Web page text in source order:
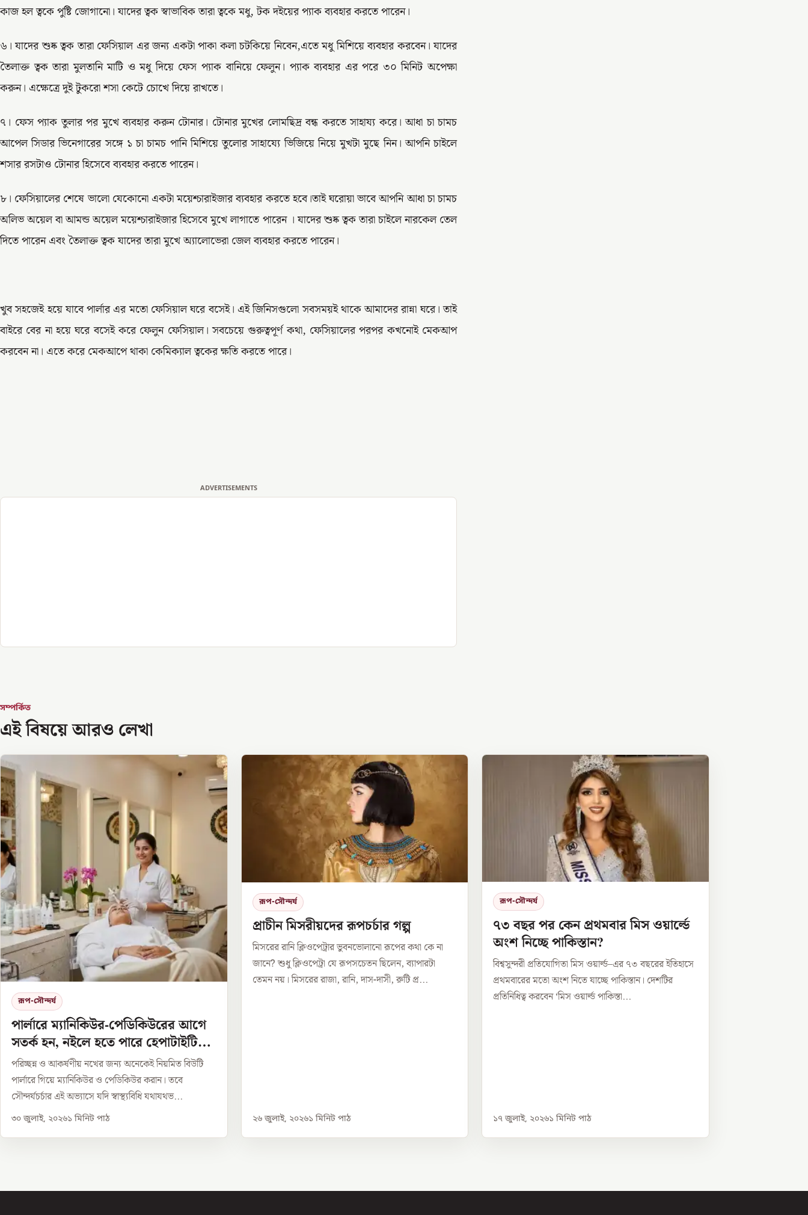
কাজ হল ত্বকে পুষ্টি জোগানো। যাদের ত্বক স্বাভাবিক তারা ত্বকে মধু, টক দইয়ের প্যাক ব্যবহার করতে পারেন।
৬। যাদের শুষ্ক ত্বক তারা ফেসিয়াল এর জন্য একটা পাকা কলা চটকিয়ে নিবেন,এতে মধু মিশিয়ে ব্যবহার করবেন। যাদের
তৈলাক্ত ত্বক তারা মুলতানি মাটি ও মধু দিয়ে ফেস প্যাক বানিয়ে ফেলুন। প্যাক ব্যবহার এর পরে ৩০ মিনিট অপেক্ষা
করুন। এক্ষেত্রে দুই টুকরো শসা কেটে চোখে দিয়ে রাখতে।
৭। ফেস প্যাক তুলার পর মুখে ব্যবহার করুন টোনার। টোনার মুখের লোমছিদ্র বন্ধ করতে সাহায্য করে। আধা চা চামচ
আপেল সিডার ভিনেগারের সঙ্গে ১ চা চামচ পানি মিশিয়ে তুলোর সাহায্যে ভিজিয়ে নিয়ে মুখটা মুছে নিন। আপনি চাইলে
শসার রসটাও টোনার হিসেবে ব্যবহার করতে পারেন।
৮। ফেসিয়ালের শেষে ভালো যেকোনো একটা ময়েশ্চারাইজার ব্যবহার করতে হবে।তাই ঘরোয়া ভাবে আপনি আধা চা চামচ
অলিভ অয়েল বা আমন্ড অয়েল ময়েশ্চারাইজার হিসেবে মুখে লাগাতে পারেন । যাদের শুষ্ক ত্বক তারা চাইলে নারকেল তেল
দিতে পারেন এবং তৈলাক্ত ত্বক যাদের তারা মুখে অ্যালোভেরা জেল ব্যবহার করতে পারেন।
খুব সহজেই হয়ে যাবে পার্লার এর মতো ফেসিয়াল ঘরে বসেই। এই জিনিসগুলো সবসময়ই থাকে আমাদের রান্না ঘরে। তাই
বাইরে বের না হয়ে ঘরে বসেই করে ফেলুন ফেসিয়াল। সবচেয়ে গুরুত্বপূর্ণ কথা, ফেসিয়ালের পরপর কখনোই মেকআপ
করবেন না। এতে করে মেকআপে থাকা কেমিক্যাল ত্বকের ক্ষতি করতে পারে।
ADVERTISEMENTS
সম্পর্কিত
এই বিষয়ে আরও লেখা
রূপ-সৌন্দর্য
পার্লারে ম্যানিকিউর-পেডিকিউরের আগে
সতর্ক হন, নইলে হতে পারে হেপাটাইটিস
সংক্রমণ
পরিচ্ছন্ন ও আকর্ষণীয় নখের জন্য অনেকেই নিয়মিত বিউটি
পার্লারে গিয়ে ম্যানিকিউর ও পেডিকিউর করান। তবে
সৌন্দর্যচর্চার এই অভ্যাসে যদি স্বাস্থ্যবিধি যথাযথভ...
৩০ জুলাই, ২০২৬১ মিনিট পাঠ
রূপ-সৌন্দর্য
প্রাচীন মিসরীয়দের রূপচর্চার গল্প
মিসরের রানি ক্লিওপেট্রার ভুবনভোলানো রূপের কথা কে না
জানে? শুধু ক্লিওপেট্রা যে রূপসচেতন ছিলেন, ব্যাপারটা
তেমন নয়। মিসরের রাজা, রানি, দাস-দাসী, রুটি প্র...
২৬ জুলাই, ২০২৬১ মিনিট পাঠ
রূপ-সৌন্দর্য
৭৩ বছর পর কেন প্রথমবার মিস ওয়ার্ল্ডে
অংশ নিচ্ছে পাকিস্তান?
বিশ্বসুন্দরী প্রতিযোগিতা মিস ওয়ার্ল্ড–এর ৭৩ বছরের ইতিহাসে
প্রথমবারের মতো অংশ নিতে যাচ্ছে পাকিস্তান। দেশটির
প্রতিনিধিত্ব করবেন ‘মিস ওয়ার্ল্ড পাকিস্তা...
১৭ জুলাই, ২০২৬১ মিনিট পাঠ